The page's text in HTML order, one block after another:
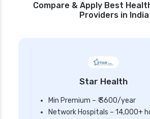
Compare & Apply Best
Providers in India
Star Health
Min Premium – ₹ 3600/year
Network Hospitals – 14,000+